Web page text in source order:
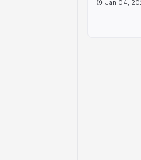
Jan 04,